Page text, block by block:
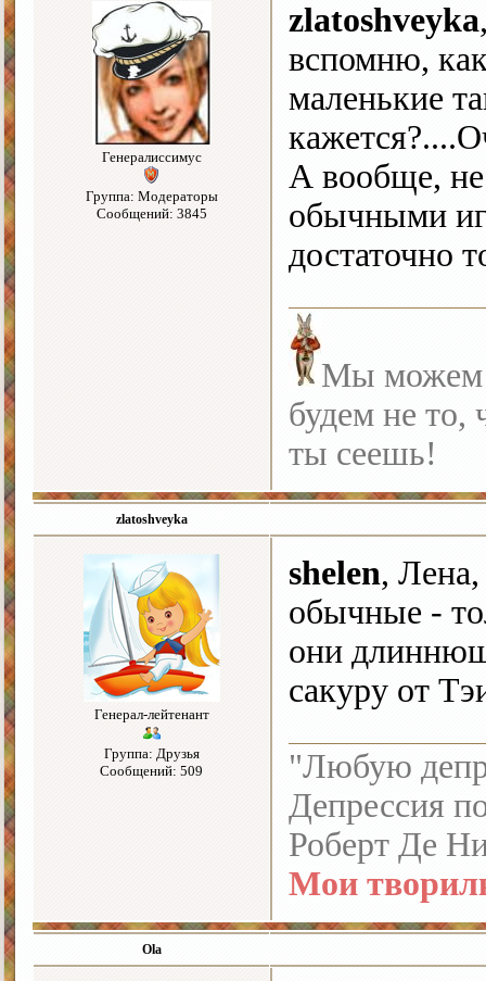
Генералиссимус
Группа: Модераторы
Сообщений: 3845
zlatoshveyka
вспомню,
маленькие
А вообще,
обычными
достаточно
Мы можем
будем не то,
ты сеешь!
zlatoshveyka
Генерал-лейтенант
Группа: Друзья
Сообщений: 509
shelen, Лена,
обычные -
они
сакуру от
"Любую
Депрессия
Роберт Де
Мои
Ola